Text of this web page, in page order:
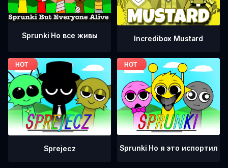
Sprunki Но все живы Incredibox Mustard
Sprejecz Sprunki Но я это испортил